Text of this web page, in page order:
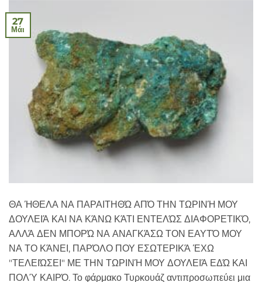
27
Μάι
ΘΑ ΉΘΕΛΑ ΝΑ ΠΑΡΑΙΤΗΘΏ ΑΠΌ ΤΗΝ ΤΩΡΙΝΉ ΜΟΥ
ΔΟΥΛΕΙΆ ΚΑΙ ΝΑ ΚΆΝΩ ΚΆΤΙ ΕΝΤΕΛΏΣ ΔΙΑΦΟΡΕΤΙΚΌ,
ΑΛΛΆ ΔΕΝ ΜΠΟΡΏ ΝΑ ΑΝΑΓΚΆΣΩ ΤΟΝ ΕΑΥΤΌ ΜΟΥ
ΝΑ ΤΟ ΚΆΝΕΙ, ΠΑΡΌΛΟ ΠΟΥ ΕΣΩΤΕΡΙΚΆ ΈΧΩ
"ΤΕΛΕΙΏΣΕΙ" ΜΕ ΤΗΝ ΤΩΡΙΝΉ ΜΟΥ ΔΟΥΛΕΙΆ ΕΔΏ ΚΑΙ
ΠΟΛΎ ΚΑΙΡΌ. Το φάρμακο Τυρκουάζ αντιπροσωπεύει μια